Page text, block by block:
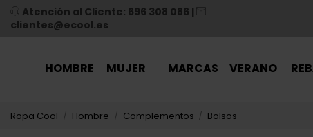
Atención al Cliente: 696 308 086 |
clientes@ecool.es
HOMBRE MUJER MARCAS VERANO
Ropa Cool Hombre Complementos Bolsos